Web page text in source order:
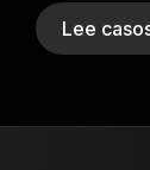
Lee